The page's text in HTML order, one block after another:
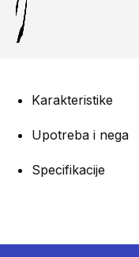
Karakteristike
Upotreba i nega
Specifikacije